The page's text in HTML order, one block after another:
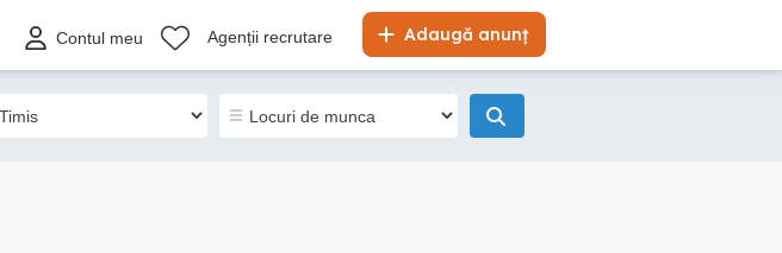
Adaugă anunț
Contul meu Agenții recrutare